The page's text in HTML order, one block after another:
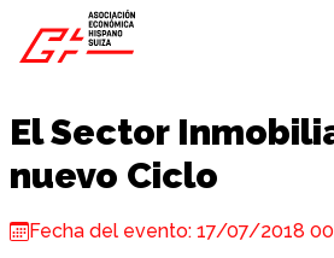
Skip to content
El Sector
nuevo Ciclo
Fecha del evento: 17/07/2018